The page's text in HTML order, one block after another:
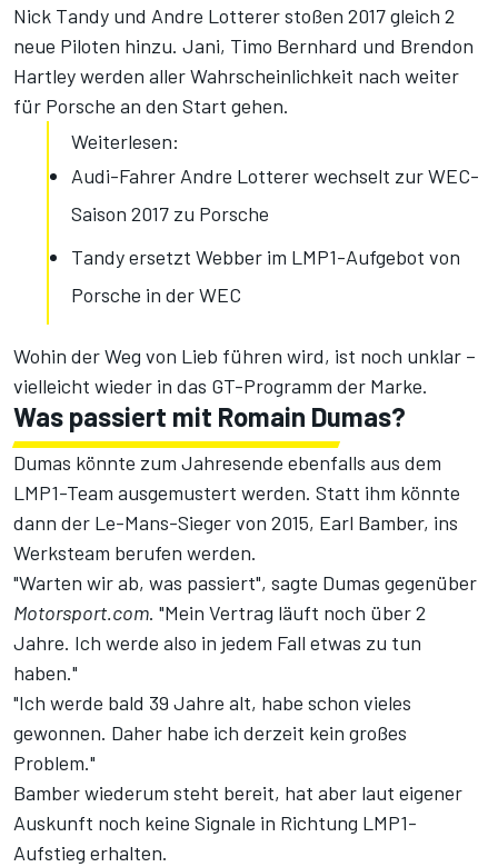
Nick Tandy und Andre Lotterer stoßen 2017 gleich 2
neue Piloten hinzu. Jani, Timo Bernhard und Brendon
Hartley werden aller Wahrscheinlichkeit nach weiter
für Porsche an den Start gehen.
Weiterlesen:
Audi-Fahrer Andre Lotterer wechselt zur WEC-
Saison 2017 zu Porsche
Tandy ersetzt Webber im LMP1-Aufgebot von
Porsche in der WEC
Wohin der Weg von Lieb führen wird, ist noch unklar –
vielleicht wieder in das GT-Programm der Marke.
Was passiert mit Romain Dumas?
Dumas könnte zum Jahresende ebenfalls aus dem
LMP1-Team ausgemustert werden. Statt ihm könnte
dann der Le-Mans-Sieger von 2015, Earl Bamber, ins
Werksteam berufen werden.
"Warten wir ab, was passiert", sagte Dumas gegenüber
Motorsport.com. "Mein Vertrag läuft noch über 2
Jahre. Ich werde also in jedem Fall etwas zu tun
haben."
"Ich werde bald 39 Jahre alt, habe schon vieles
gewonnen. Daher habe ich derzeit kein großes
Problem."
Bamber wiederum steht bereit, hat aber laut eigener
Auskunft noch keine Signale in Richtung LMP1-
Aufstieg erhalten.